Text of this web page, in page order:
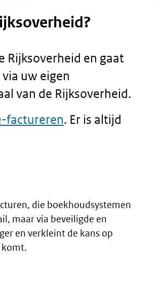
Rijksoverheid en gaat
uw eigen
van de Rijksoverheid.
factureren. Er is altijd
die boekhoudsystemen
maar via beveiligde en
en verkleint de kans op
komt.